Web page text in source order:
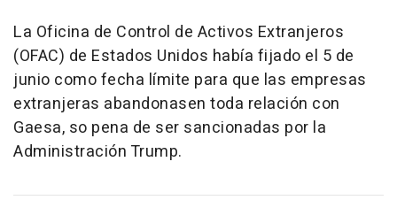
La Oficina de Control de Activos Extranjeros
(OFAC) de Estados Unidos había fijado el 5 de
junio como fecha límite para que las empresas
extranjeras abandonasen toda relación con
Gaesa, so pena de ser sancionadas por la
Administración Trump.